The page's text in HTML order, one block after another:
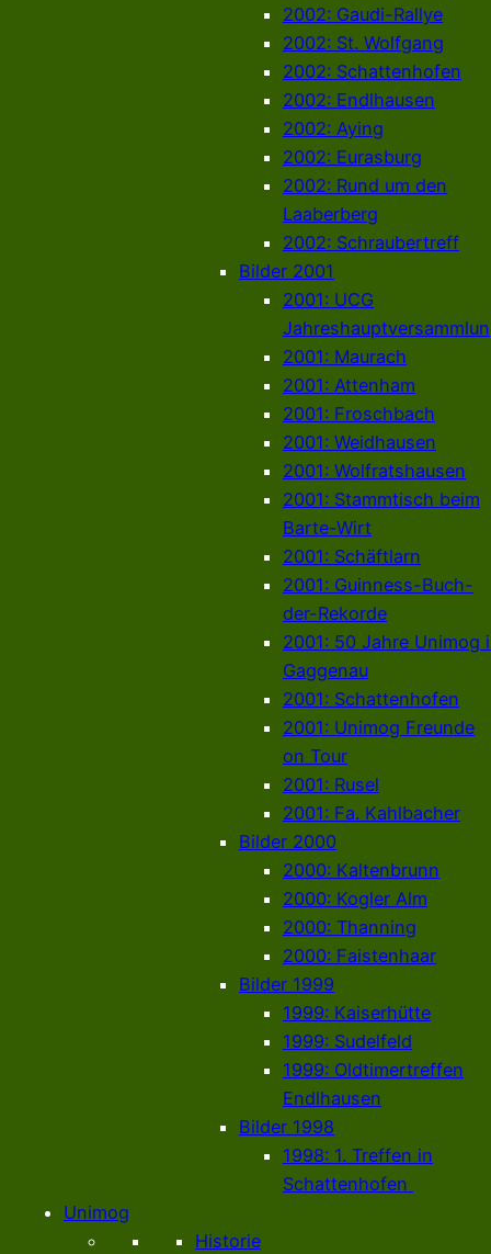
2002: Gaudi-Rallye
2002: St. Wolfgang
2002: Schattenhofen
2002: Endlhausen
2002: Aying
2002: Eurasburg
2002: Rund um den
Laaberberg
2002: Schraubertreff
Bilder 2001
2001: UCG
2001: Maurach
2001: Attenham
2001: Froschbach
2001: Weidhausen
2001: Wolfratshausen
2001: Stammtisch beim
Barte-Wirt
2001: Schäftlarn
2001: Guinness-Buch-
der-Rekorde
2001: 50 Jahre Unimog
Gaggenau
2001: Schattenhofen
2001: Unimog Freunde
on Tour
2001: Rusel
2001: Fa. Kahlbacher
Bilder 2000
2000: Kaltenbrunn
2000: Kogler Alm
2000: Thanning
2000: Faistenhaar
Bilder 1999
1999: Kaiserhütte
1999: Sudelfeld
1999: Oldtimertreffen
Endlhausen
Bilder 1998
1998: 1. Treffen in
Schattenhofen
Unimog
Historie